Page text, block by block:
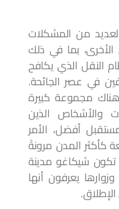
من المشكلات
الأخرى، بما في ذلك
النقل الذي يكافح
في عصر الجائحة.
مجموعة كبيرة
والأشخاص الذين
أفضل، الأمر
كأكثر المدن مرونةً
شيكاغو مدينة
يعرفون أنها